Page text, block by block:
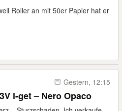
Roller an mit 50er Papier hat er
Gestern, 12:15
i-get – Nero Opaco